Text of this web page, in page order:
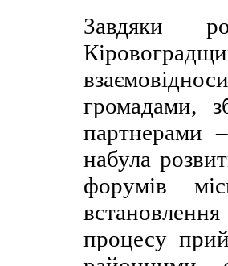
Завдяки
громадами,
партнерами
набула
форумів
процесу